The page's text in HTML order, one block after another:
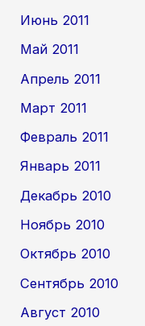
Июнь 2011
Май 2011
Апрель 2011
Март 2011
Февраль 2011
Январь 2011
Декабрь 2010
Ноябрь 2010
Октябрь 2010
Сентябрь 2010
Август 2010